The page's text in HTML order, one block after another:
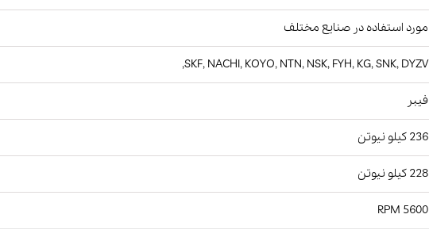
مورد استفاده در صنایع مختلف
SKF, NACHI, KOYO, NTN, NSK, FYH, KG, SNK, DYZV,
فیبر
236 کیلو نیوتن
228 کیلو نیوتن
5600 RPM